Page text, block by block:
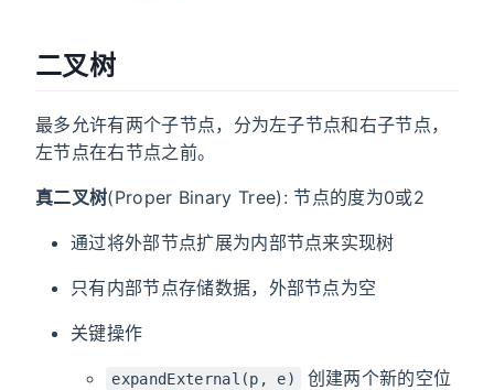
二叉树
最多允许有两个子节点，分为左子节点和右子节点，
左节点在右节点之前。
真二叉树(Proper Binary Tree): 节点的度为0或2
通过将外部节点扩展为内部节点来实现树
只有内部节点存储数据，外部节点为空
关键操作
expandExternal(p, e)
创建两个新的空位